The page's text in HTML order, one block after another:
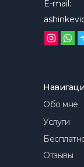
Обо мне
Услуги
Отзывы
E-mail: